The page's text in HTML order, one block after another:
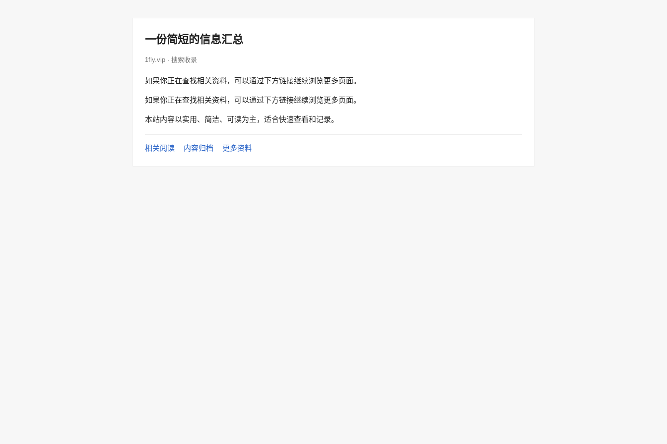
一份简短的信息汇总
1fly.vip · 搜索收录
如果你正在查找相关资料，可以通过下方链接继续浏览更多页面。
如果你正在查找相关资料，可以通过下方链接继续浏览更多页面。
本站内容以实用、简洁、可读为主，适合快速查看和记录。
相关阅读 内容归档 更多资料